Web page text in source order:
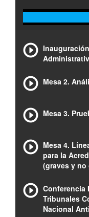
Mesa 2.
Mesa 3.
Mesa 4.
para la
(graves y no
Conferencia
Tribunales
Nacional